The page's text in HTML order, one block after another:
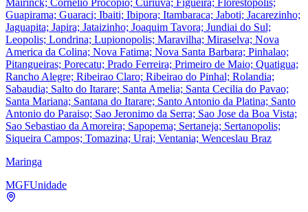
Mairinck; Cornelio Procopio; Curiuva; Figueira; Florestopolis;
Guapirama; Guaraci; Ibaiti; Ibipora; Itambaraca; Jaboti; Jacarezinho;
Jaguapita; Japira; Jataizinho; Joaquim Tavora; Jundiai do Sul;
Leopolis; Londrina; Lupionopolis; Maravilha; Miraselva; Nova
America da Colina; Nova Fatima; Nova Santa Barbara; Pinhalao;
Pitangueiras; Porecatu; Prado Ferreira; Primeiro de Maio; Quatigua;
Rancho Alegre; Ribeirao Claro; Ribeirao do Pinhal; Rolandia;
Sabaudia; Salto do Itarare; Santa Amelia; Santa Cecilia do Pavao;
Santa Mariana; Santana do Itarare; Santo Antonio da Platina; Santo
Antonio do Paraiso; Sao Jeronimo da Serra; Sao Jose da Boa Vista;
Sao Sebastiao da Amoreira; Sapopema; Sertaneja; Sertanopolis;
Siqueira Campos; Tomazina; Urai; Ventania; Wenceslau Braz
Maringa
MGFUnidade